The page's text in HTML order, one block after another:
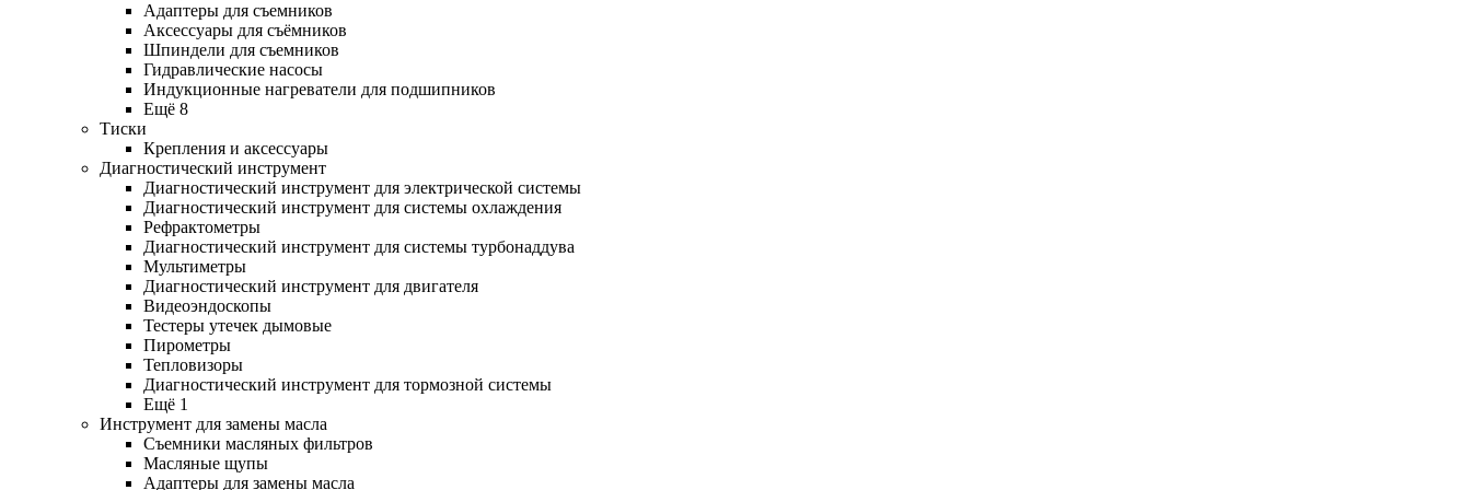
Адаптеры для съемников
Аксессуары для съёмников
Шпиндели для съемников
Гидравлические насосы
Индукционные нагреватели для подшипников
Ещё 8
Тиски
Крепления и аксессуары
Диагностический инструмент
Диагностический инструмент для электрической системы
Диагностический инструмент для системы охлаждения
Рефрактометры
Диагностический инструмент для системы турбонаддува
Мультиметры
Диагностический инструмент для двигателя
Видеоэндоскопы
Тестеры утечек дымовые
Пирометры
Тепловизоры
Диагностический инструмент для тормозной системы
Ещё 1
Инструмент для замены масла
Съемники масляных фильтров
Масляные щупы
Адаптеры для замены масла